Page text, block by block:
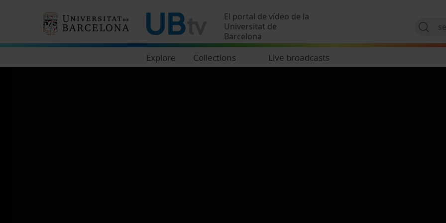
El portal de vídeo de la
Universitat de
Barcelona
Explore Collections Live broadcasts